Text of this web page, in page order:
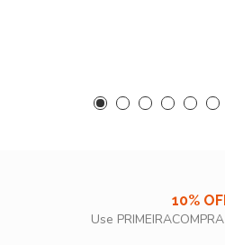
10%
Use